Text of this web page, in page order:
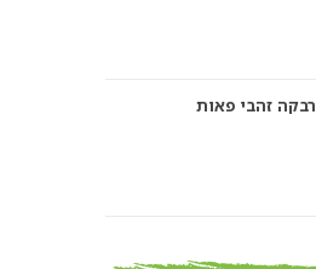
רבקה זהבי פאות